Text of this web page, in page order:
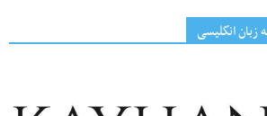
زبان انگلیسی